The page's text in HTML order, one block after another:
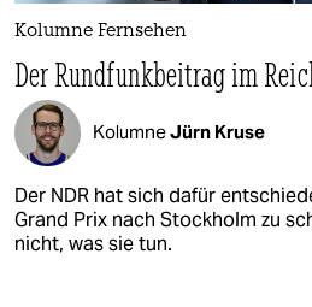
Kolumne Fernsehen
Der Rundfunkbeitrag im
KolumneJürn Kruse
Der NDR hat sich dafür
Grand Prix nach Stockholm zu
nicht, was sie tun.